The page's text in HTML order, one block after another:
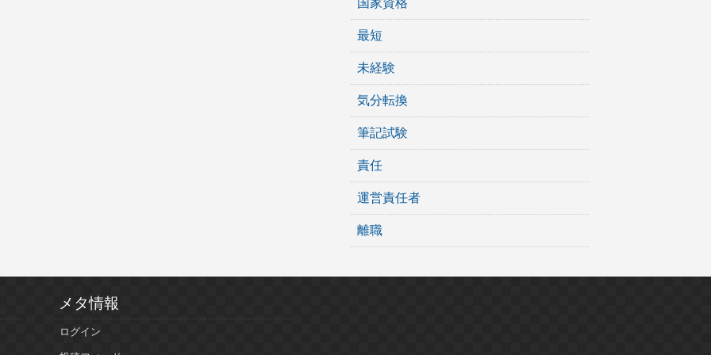
国家資格
最短
未経験
気分転換
筆記試験
責任
運営責任者
離職
メタ情報
ログイン